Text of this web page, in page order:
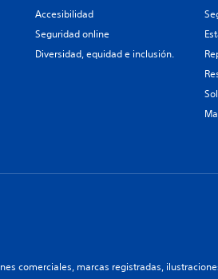
Accesibilidad
Seguridad online
Diversidad, equidad e inclusión.
comerciales, marcas registradas,